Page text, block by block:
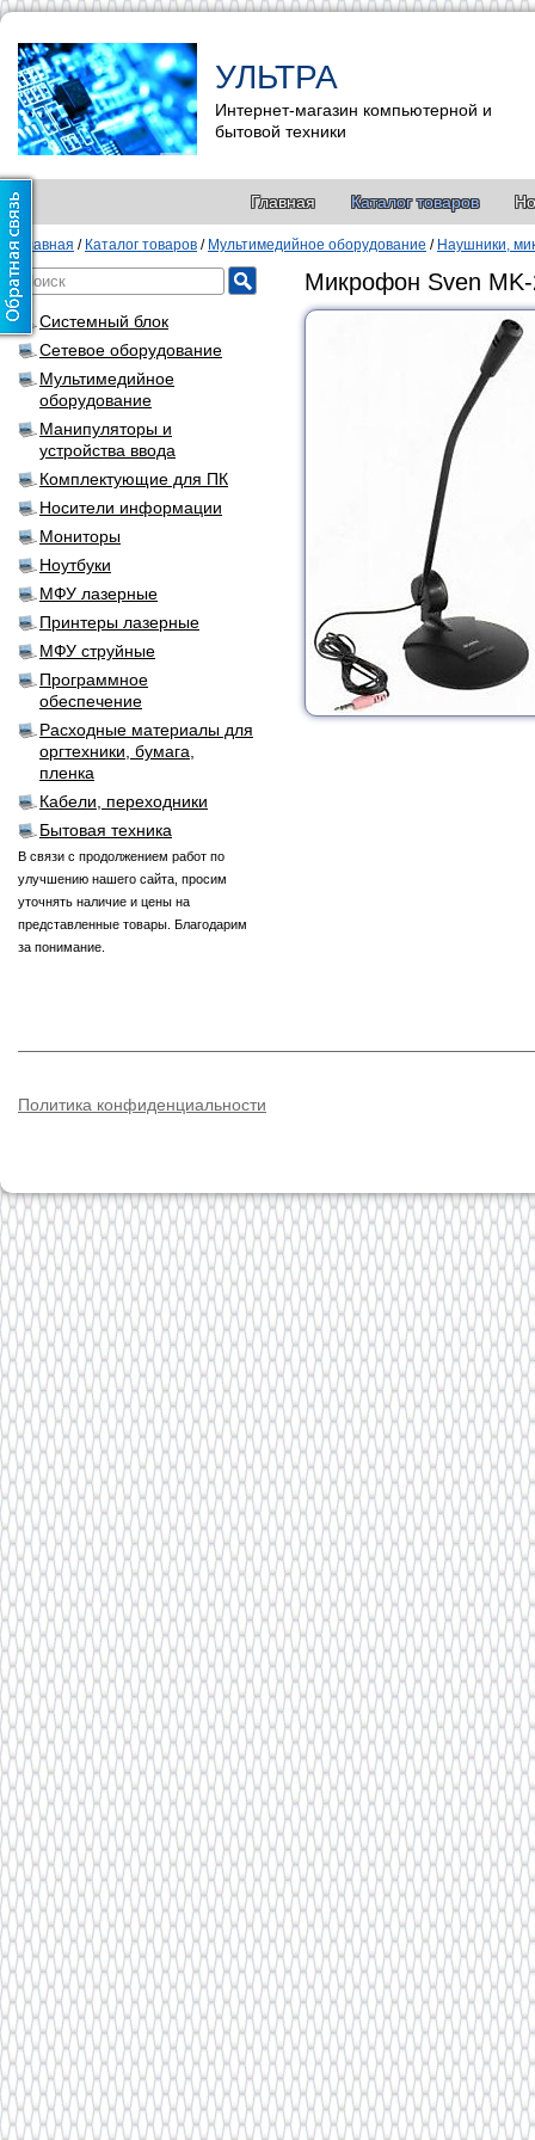
УЛЬТРА
Интернет-магазин компьютерной и
бытовой техники
Главная Каталог товаров
Главная / Каталог товаров / Мультимедийное оборудование / Наушники,
Системный блок
Сетевое оборудование
Мультимедийное
оборудование
Манипуляторы и
устройства ввода
Комплектующие для ПК
Носители информации
Мониторы
Ноутбуки
МФУ лазерные
Принтеры лазерные
МФУ струйные
Программное
обеспечение
Расходные материалы для
оргтехники, бумага,
пленка
Кабели, переходники
Бытовая техника
В связи с продолжением работ по
улучшению нашего сайта, просим
уточнять наличие и цены на
представленные товары. Благодарим
за понимание.
Микрофон Sven
Политика конфиденциальности